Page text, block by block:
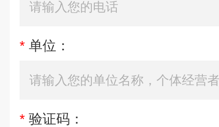
* 单位：
* 验证码：